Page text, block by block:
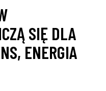
SIĘ DLA
ENERGIA